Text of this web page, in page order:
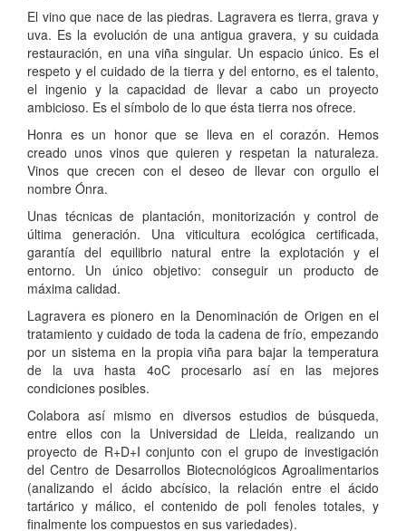
El vino que nace de las piedras. Lagravera es tierra, grava y
uva. Es la evolución de una antigua gravera, y su cuidada
restauración, en una viña singular. Un espacio único. Es el
respeto y el cuidado de la tierra y del entorno, es el talento,
el ingenio y la capacidad de llevar a cabo un proyecto
ambicioso. Es el símbolo de lo que ésta tierra nos ofrece.
Honra es un honor que se lleva en el corazón. Hemos
creado unos vinos que quieren y respetan la naturaleza.
Vinos que crecen con el deseo de llevar con orgullo el
nombre Ónra.
Unas técnicas de plantación, monitorización y control de
última generación. Una viticultura ecológica certificada,
garantía del equilibrio natural entre la explotación y el
entorno. Un único objetivo: conseguir un producto de
máxima calidad.
Lagravera es pionero en la Denominación de Origen en el
tratamiento y cuidado de toda la cadena de frío, empezando
por un sistema en la propia viña para bajar la temperatura
de la uva hasta 4oC procesarlo así en las mejores
condiciones posibles.
Colabora así mismo en diversos estudios de búsqueda,
entre ellos con la Universidad de Lleida, realizando un
proyecto de R+D+I conjunto con el grupo de investigación
del Centro de Desarrollos Biotecnológicos Agroalimentarios
(analizando el ácido abcísico, la relación entre el ácido
tartárico y málico, el contenido de poli fenoles totales, y
finalmente los compuestos en sus variedades).